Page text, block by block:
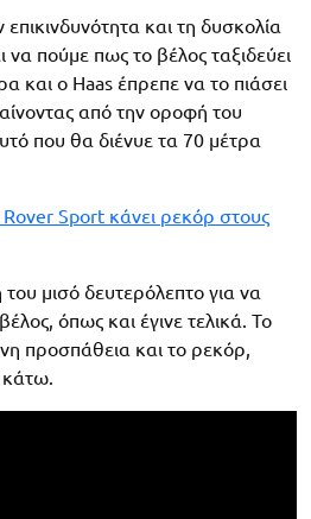
και τη δυσκολία
να πούμε πως το βέλος ταξιδεύει
και ο Haas έπρεπε να το πιάσει
από την οροφή του
που θα διένυε τα 70 μέτρα
Rover Sport κάνει ρεκόρ στους
μισό δευτερόλεπτο για να
όπως και έγινε τελικά. Το
προσπάθεια και το ρεκόρ,
κάτω.